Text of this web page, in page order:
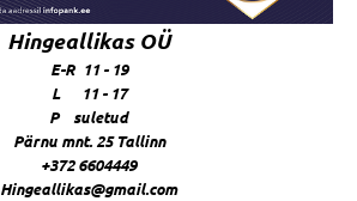
Hingeallikas OÜ
E-R 11 - 19
L 11 - 17
P suletud
Pärnu mnt. 25 Tallinn
+372 6604449
Hingeallikas@gmail.com